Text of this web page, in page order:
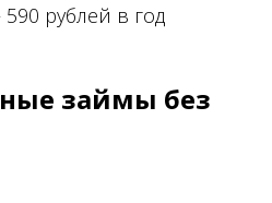
рублей в год
займы без